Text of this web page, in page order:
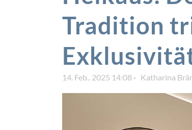
Tradition
14. Feb.. 2025 14:08 Katharina